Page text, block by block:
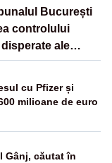
București
controlului
ale
cu Pfizer și
milioane de euro
Gânj, căutat în